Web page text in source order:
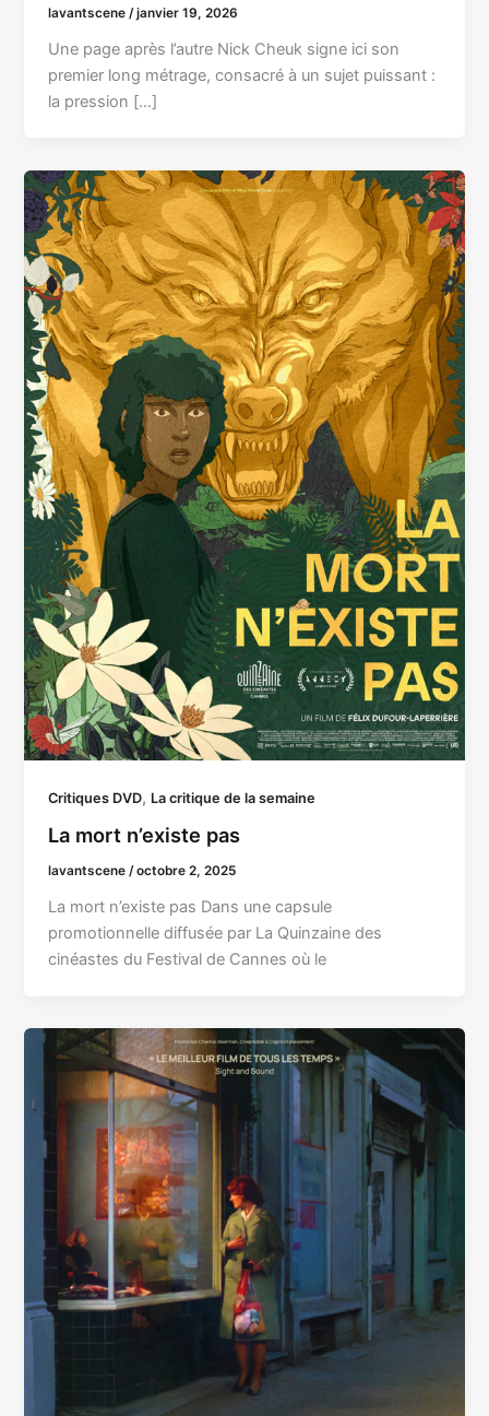
lavantscene /janvier 19, 2026
Une page après l’autre Nick Cheuk signe ici son
premier long métrage, consacré à un sujet puissant :
la pression […]
Critiques DVD, La critique de la semaine
La mort n’existe pas
lavantscene/octobre 2, 2025
La mort n’existe pas Dans une capsule
promotionnelle diffusée par La Quinzaine des
cinéastes du Festival de Cannes où le